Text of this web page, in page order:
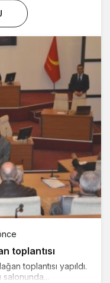
toplantısı
toplantısı yapıldı.